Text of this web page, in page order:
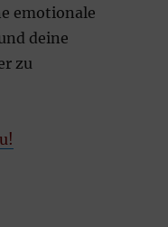
emotionale
deine
zu